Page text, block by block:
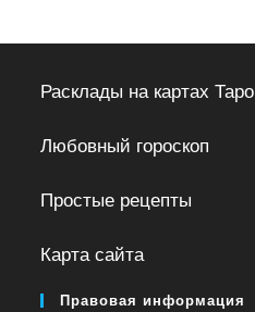
Расклады на картах Таро
Любовный гороскоп
Простые рецепты
Карта сайта
Правовая информация